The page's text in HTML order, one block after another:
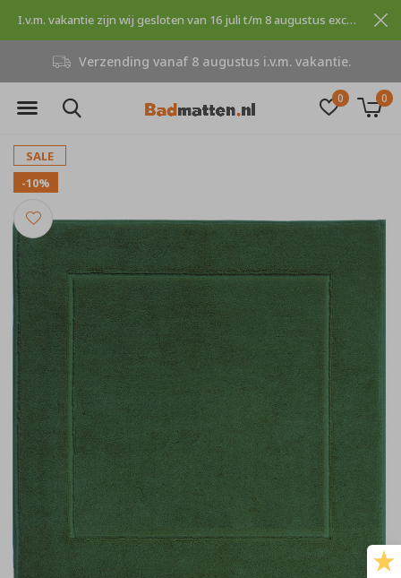
0 0
Verzending vanaf 8 augustus i.v.m. vakantie.
I.v.m. vakantie zijn wij gesloten van 16 juli t/m 8 augustus excuses voor dit ongemak.
SALE
-10%